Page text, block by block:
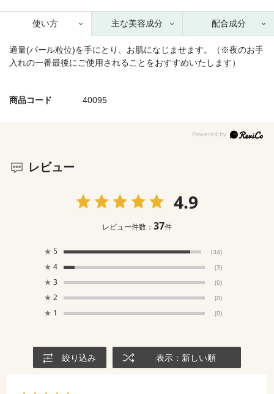
商品コード 40095
使い方 主な美容成分 配合成分
適量(パール粒位)を手にとり、お肌になじませます。（※夜のお手
入れの一番最後にご使用されることをおすすめいたします）
レビュー
4.9
レビュー件数： 37件
★ 5 (34)
★ 4 (3)
★ 3 (0)
★ 2 (0)
★ 1 (0)
絞り込み 表示：新しい順